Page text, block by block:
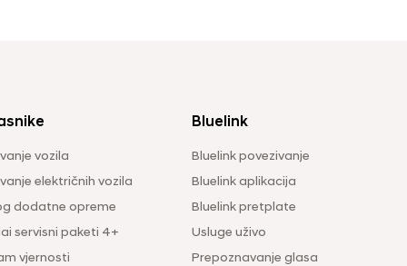
vozila
električnih vozila
dodatne opreme
servisni paketi 4+
vjernosti
Bluelink
Bluelink povezivanje
Bluelink aplikacija
Bluelink pretplate
Usluge uživo
Prepoznavanje glasa